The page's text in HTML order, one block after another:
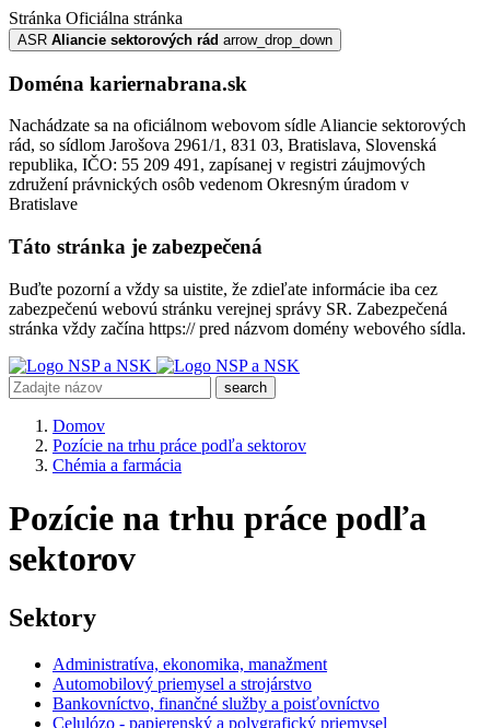
Stránka Oficiálna stránka
ASR Aliancie sektorových rád arrow_drop_down
Doména kariernabrana.sk
Nachádzate sa na oficiálnom webovom sídle Aliancie sektorových
rád, so sídlom Jarošova 2961/1, 831 03, Bratislava, Slovenská
republika, IČO: 55 209 491, zapísanej v registri záujmových
združení právnických osôb vedenom Okresným úradom v
Bratislave
Táto stránka je zabezpečená
Buďte pozorní a vždy sa uistite, že zdieľate informácie iba cez
zabezpečenú webovú stránku verejnej správy SR. Zabezpečená
stránka vždy začína https:// pred názvom domény webového sídla.
search
Domov
Pozície na trhu práce podľa sektorov
Chémia a farmácia
Pozície na trhu práce podľa
sektorov
Sektory
Administratíva, ekonomika, manažment
Automobilový priemysel a strojárstvo
Bankovníctvo, finančné služby a poisťovníctvo
Celulózo - papierenský a polygrafický priemysel